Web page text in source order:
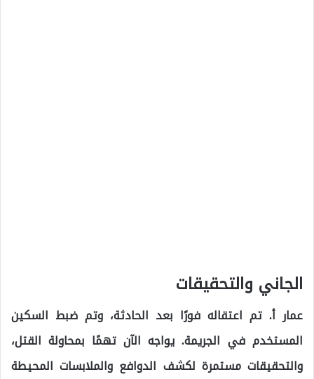
الجاني والتحقيقات
عمار أ. تم اعتقاله فورًا بعد الحادثة، وتم ضبط السكين
المستخدم في الجريمة. يواجه الآن تهمًا بمحاولة القتل،
والتحقيقات مستمرة لكشف الدوافع والملابسات المحيطة